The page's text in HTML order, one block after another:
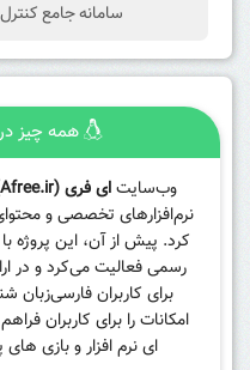
سامانه جامع
همه چیز
وب‌سایتای فری (Afree.ir)
نرم‌افزارهای تخصصی و
کرد. پیش از آن، این پروژه با
رسمی فعالیت می‌کرد و در
برای کاربران فارسی‌زبان
امکانات را برای کاربران
ای نرم افزار و بازی